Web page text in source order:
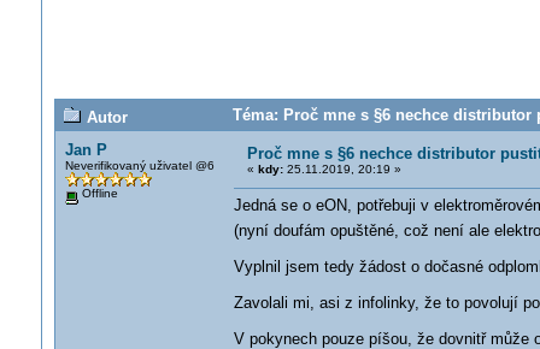
Autor
Téma: Proč mne s §6 nechce
Jan P
Neverifikovaný uživatel @6
Offline
Proč mne s §6 nechce distributor
« kdy:25.11.2019, 20:19 »
Jedná se o eON, potřebuji v
(nyní doufám opuštěné, což není ale
Vyplnil jsem tedy žádost o dočasné
Zavolali mi, asi z infolinky, že to povolují
V pokynech pouze píšou, že dovnitř může